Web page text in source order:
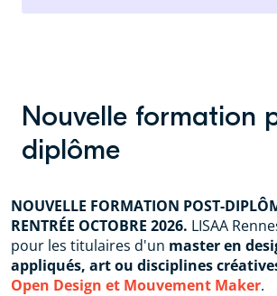
Nouvelle formation
diplôme
NOUVELLE FORMATION POST-
RENTRÉE OCTOBRE 2026. LISAA
pour les titulaires d'un master en
appliqués, art ou disciplines
Open Design et Mouvement Maker.